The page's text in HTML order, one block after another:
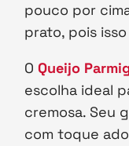
pouco por
prato, pois
O Queijo
escolha ideal
cremosa. Seu
com toque